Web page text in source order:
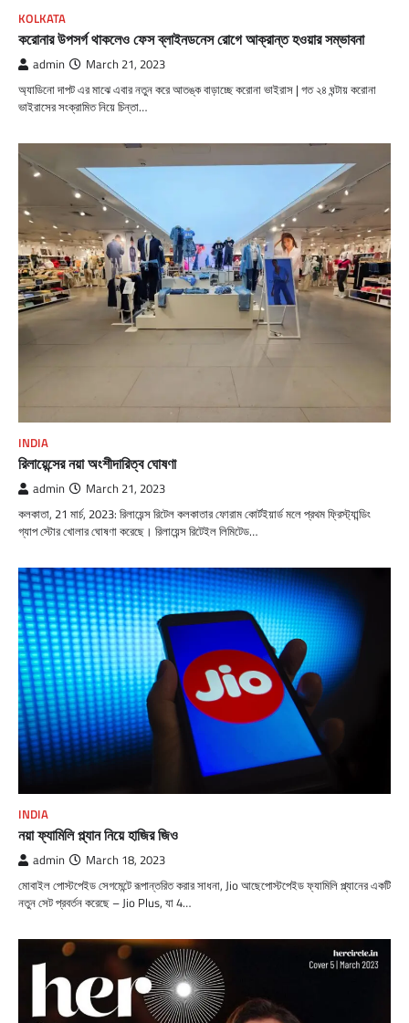
KOLKATA
করোনার উপসর্গ থাকলেও ফেস ব্লাইনডনেস রোগে আক্রান্ত হওয়ার সম্ভাবনা
admin March 21, 2023
অ্যাডিনো দাপট এর মাঝে এবার নতুন করে আতঙ্ক বাড়াচ্ছে করোনা ভাইরাস | গত ২৪ ঘন্টায় করোনা
ভাইরাসের সংক্রামিত নিয়ে চিন্তা…
INDIA
রিলায়েন্সের নয়া অংশীদারিত্ব ঘোষণা
admin March 21, 2023
কলকাতা, 21 মার্চ, 2023: রিলায়েন্স রিটেল কলকাতার ফোরাম কোর্টইয়ার্ড মলে প্রথম ফ্রিস্ট্যান্ডিং
গ্যাপ স্টোর খোলার ঘোষণা করেছে। রিলায়েন্স রিটেইল লিমিটেড…
INDIA
নয়া ফ্যামিলি প্ল্যান নিয়ে হাজির জিও
admin March 18, 2023
মোবাইল পোস্টপেইড সেগমেন্টে রূপান্তরিত করার সাধনা, Jio আছেপোস্টপেইড ফ্যামিলি প্ল্যানের একটি
নতুন সেট প্রবর্তন করেছে – Jio Plus, যা 4…